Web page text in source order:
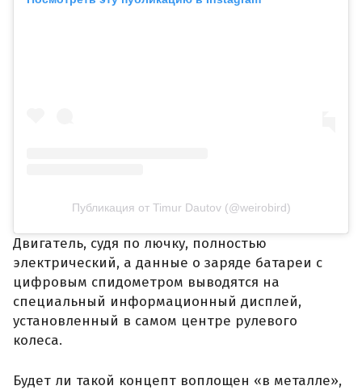
Публикация от Timur Dautov (@weirobird)
Двигатель, судя по лючку, полностью
электрический, а данные о заряде батареи с
цифровым спидометром выводятся на
специальный информационный дисплей,
установленный в самом центре рулевого
колеса.
Будет ли такой концепт воплощен «в металле»,